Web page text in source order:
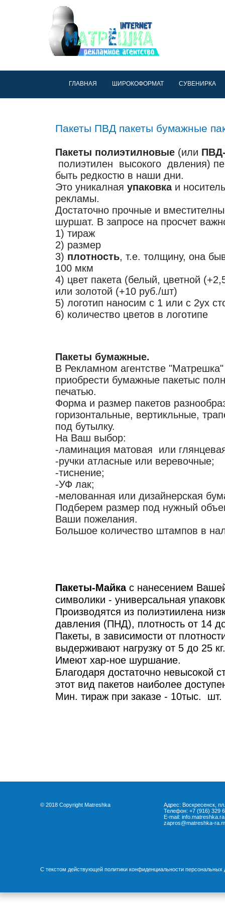
ГЛАВНАЯ ШИРОКОФОРМАТ СУВЕНИРКА
Пакеты ПВД пакеты бумажные
Пакеты полиэтилновые (или
полиэтилен высокого двления)
быть редкостю в наши дни.
Это уникалная упаковкаи
рекламы.
Достаточно прочные и
шуршат. В запросе на просчет
1) тираж
2) размер
3) плотность, т.е. толщину, она
100 мкм
4) цвет пакета (белый, цветной
или золотой (+10 руб./шт)
5) логотип наносим с 1 или с 2ух
6) количество цветов в логотипе
Пакеты бумажные.
В Рекламном агентстве
приобрести бумажные пакетыс
печатью.
Форма и размер пакетов
горизонтальные, вертикльные,
под бутылку.
На Ваш выбор:
-ламинация матовая или
-ручки атласные или веревочные;
-тиснение;
-УФ лак;
-мелованная или дизайнерская
Подберем размер под нужный
Ваши пожелания.
Большое количество штампов в
Пакеты-Майкас нанесением
символики - универсальная
Производятся из полиэтиилена
давления (ПНД), плотность от 14
Пакеты, в зависимости от
выдерживают нагрузку от 5 до 25 кг.
Имеют хар-ное шуршание.
Благодаря достаточно невысокой
этот вид пакетов наиболее
Мин. тираж при заказе - 10тыс. шт.
© 2018 Copyright Matreshka
Адрес: Воскресенск,
Телефон: +7 (916) 329
E-mail:
zapros@matreshka-
С текстом действующей политики конфиденциальности